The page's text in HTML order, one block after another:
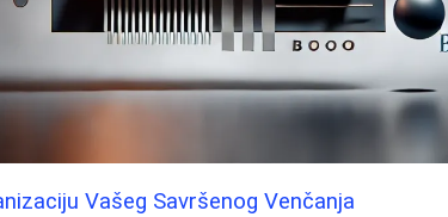
Vašeg Savršenog Venčanja